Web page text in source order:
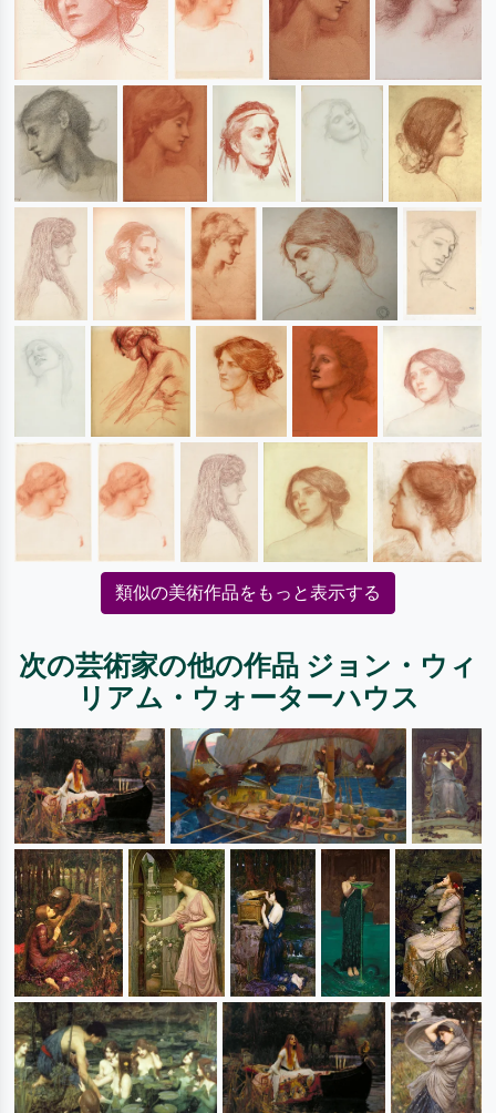
類似の美術作品をもっと表示する
次の芸術家の他の作品 ジョン・ウィ
リアム・ウォーターハウス